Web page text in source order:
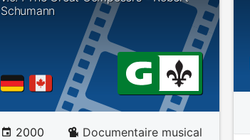
Schumann
2000 Documentaire musical